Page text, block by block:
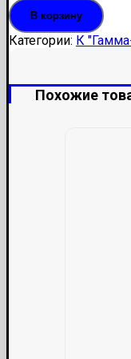
В корзину
Категории: К
Похожие